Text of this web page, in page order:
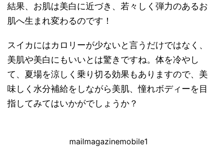
結果、お肌は美白に近づき、若々しく弾力のあるお
肌へ生まれ変わるのです！
スイカにはカロリーが少ないと言うだけではなく、
美肌や美白にもいいとは驚きですね。体を冷やし
て、夏場を涼しく乗り切る効果もありますので、美
味しく水分補給をしながら美肌、憧れボディーを目
指してみてはいかがでしょうか？
mailmagazinemobile1